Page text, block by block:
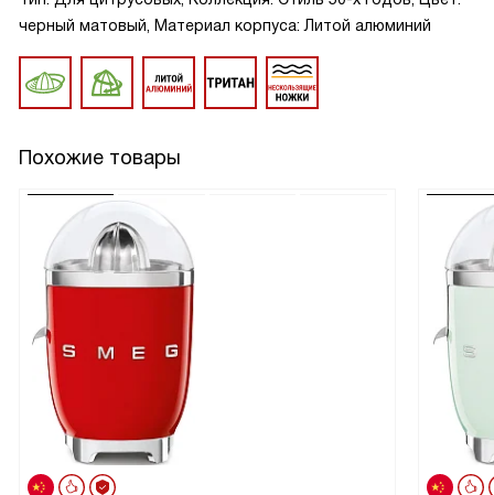
черный матовый, Материал корпуса: Литой алюминий
Похожие товары